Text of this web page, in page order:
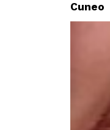
Cuneo